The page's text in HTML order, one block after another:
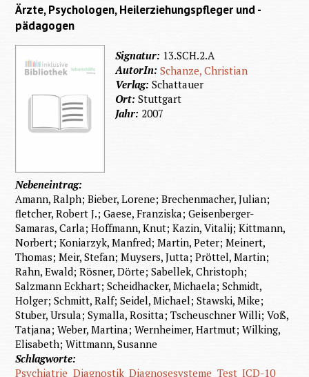
Ärzte, Psychologen, Heilerziehungspfleger und -
pädagogen
Signatur: 13.SCH.2.A
AutorIn:Schanze, Christian
Verlag:Schattauer
Ort:Stuttgart
Jahr: 2007
Nebeneintrag:
Amann, Ralph; Bieber, Lorene; Brechenmacher, Julian;
fletcher, Robert J.; Gaese, Franziska; Geisenberger-
Samaras, Carla; Hoffmann, Knut; Kazin, Vitalij; Kittmann,
Norbert; Koniarzyk, Manfred; Martin, Peter; Meinert,
Thomas; Meir, Stefan; Muysers, Jutta; Pröttel, Martin;
Rahn, Ewald; Rösner, Dörte; Sabellek, Christoph;
Salzmann Eckhart; Scheidhacker, Michaela; Schmidt,
Holger; Schmitt, Ralf; Seidel, Michael; Stawski, Mike;
Stuber, Ursula; Symalla, Rositta; Tscheuschner Willi; Voß,
Tatjana; Weber, Martina; Wernheimer, Hartmut; Wilking,
Elisabeth; Wittmann, Susanne
Schlagworte:
Psychiatrie Diagnostik Diagnosesysteme Test ICD-10